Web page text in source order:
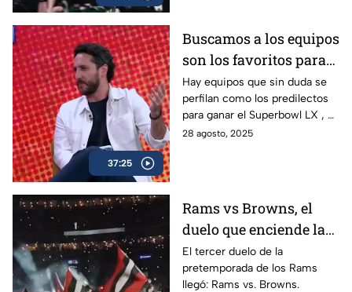
completo y dinámico del fútbol
americano.
37:25
Buscamos a los equipos
son los favoritos para
ganar el Superbowl |
Ritual El Podcast
Hay equipos que sin duda se
perfilan como los predilectos
para ganar el Superbowl LX , el
día de hoy analizamos a esos
28 agosto, 2025
Rams vs Browns, el
duelo que enciende la
pretemporada NFL | Tv
Azteca Deportes
El tercer duelo de la
pretemporada de los Rams
llegó: Rams vs. Browns.